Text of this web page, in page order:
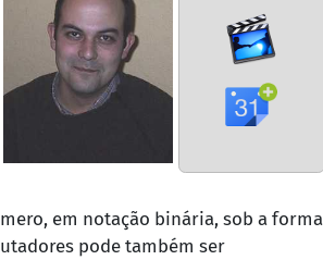
em notação binária, sob a forma
pode também ser